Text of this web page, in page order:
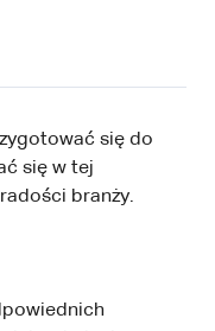
się do
się w tej
branży.